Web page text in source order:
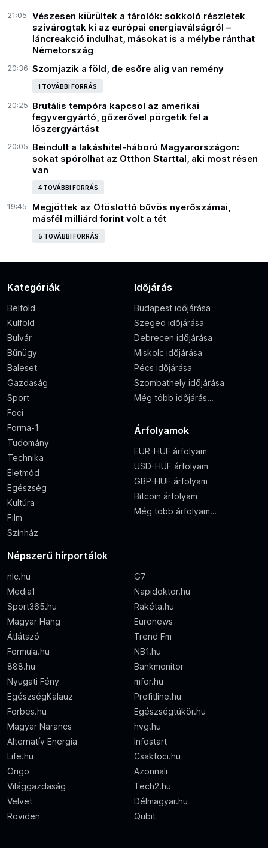
21:05
Vészesen kiürültek a tárolók: sokkoló részletek
szivárogtak ki az európai energiaválságról –
láncreakció indulhat, másokat is a mélybe ránthat
Németország
20:36 Szomjazik a föld, de esőre alig van remény
1 TOVÁBBI FORRÁS
20:25 Brutális tempóra kapcsol az amerikai
fegyvergyártó, gőzerővel pörgetik fel a
lőszergyártást
20:05 Beindult a lakáshitel-háború Magyarországon:
sokat spórolhat az Otthon Starttal, aki most résen
van
4 TOVÁBBI FORRÁS
19:45
Megjöttek az Ötöslottó bűvös nyerőszámai,
másfél milliárd forint volt a tét
5 TOVÁBBI FORRÁS
Kategóriák
Belföld
Külföld
Bulvár
Bűnügy
Baleset
Gazdaság
Sport
Foci
Forma-1
Tudomány
Technika
Életmód
Egészség
Kultúra
Film
Színház
Időjárás
Budapest időjárása
Szeged időjárása
Debrecen időjárása
Miskolc időjárása
Pécs időjárása
Szombathely időjárása
Még több időjárás…
Árfolyamok
EUR-HUF árfolyam
USD-HUF árfolyam
GBP-HUF árfolyam
Bitcoin árfolyam
Még több árfolyam…
Népszerű hírportálok
nlc.hu
G7
Media1
Napidoktor.hu
Sport365.hu
Rakéta.hu
Magyar Hang
Euronews
Átlátszó
Trend Fm
Formula.hu
NB1.hu
888.hu
Bankmonitor
Nyugati Fény
mfor.hu
EgészségKalauz
Profitline.hu
Forbes.hu
Egészségtükör.hu
Magyar Narancs
hvg.hu
Alternatív Energia
Infostart
Life.hu
Csakfoci.hu
Origo
Azonnali
Világgazdaság
Tech2.hu
Velvet
Délmagyar.hu
Röviden
Qubit